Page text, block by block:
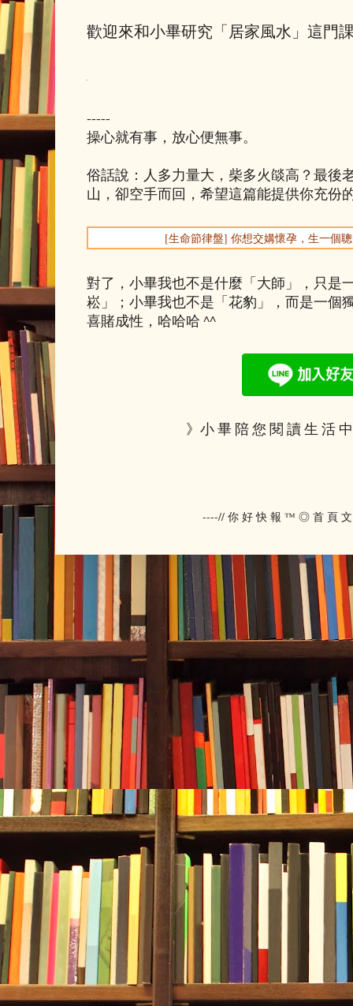
歡迎來和小畢研究「居家風水」這門
-----
操心就有事，放心便無事。
俗話說：人多力量大，柴多火燄高？最後
山，卻空手而回，希望這篇能提供你充份
[生命節律盤] 你想交媾懷孕，生一個
對了，小畢我也不是什麼「大師」，只是
崧」；小畢我也不是「花豹」，而是一個
喜賭成性，哈哈哈 ^^
》小 畢 陪 您 閱 讀 生 活
----// 你 好 快 報 ™ ◎ 首 頁 文